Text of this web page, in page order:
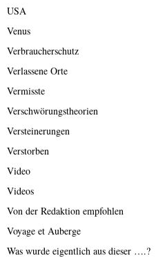
USA
Venus
Verbraucherschutz
Verlassene Orte
Vermisste
Verschwörungstheorien
Versteinerungen
Verstorben
Video
Videos
Von der Redaktion empfohlen
Voyage et Auberge
Was wurde eigentlich aus dieser ….?